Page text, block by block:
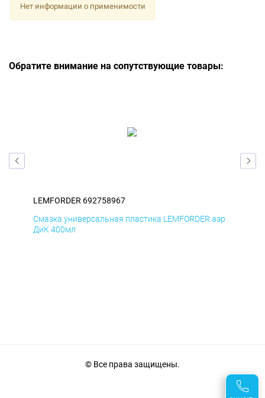
Нет информации о применимости
Обратите внимание на сопутствующие товары:
LEMFORDER 692758967
Смазка универсальная пластика LEMFORDER аэр
ДиК 400мл
© Все права защищены.